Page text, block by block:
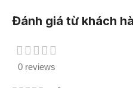
Đánh giá từ khách
0 reviews